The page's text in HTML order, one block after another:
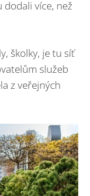
dodali více, než
školky, je tu síť
služeb
z veřejných